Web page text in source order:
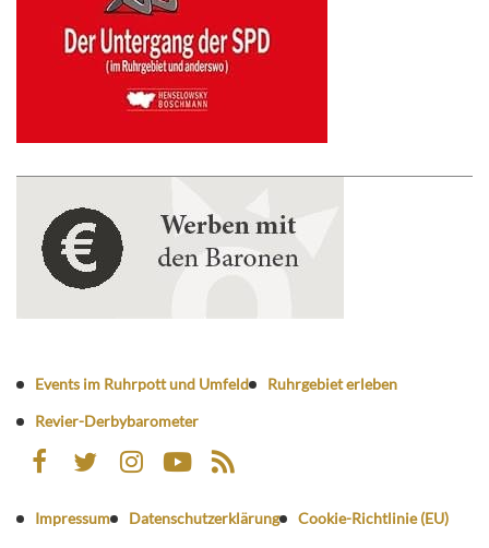
Events im Ruhrpott und Umfeld
Ruhrgebiet erleben
Revier-Derbybarometer
Impressum Datenschutzerklärung
Cookie-Richtlinie (EU)